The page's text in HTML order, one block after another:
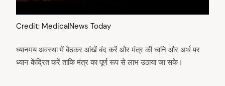
Credit: MedicalNews Today
ध्यानमय अवस्था में बैठकर आंखें बंद करें और मंत्र की ध्वनि और अर्थ पर
ध्यान केंद्रित करें ताकि मंत्र का पूर्ण रूप से लाभ उठाया जा सके।